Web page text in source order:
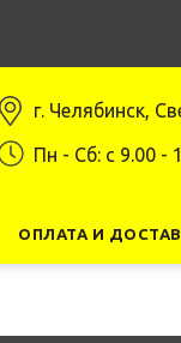
г. Челябинск,
Пн - Сб: c 9.00 -
ОПЛАТА И